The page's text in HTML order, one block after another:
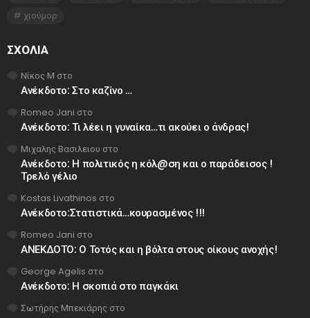
χιούμορ
ΣΧΌΛΙΑ
Νίκος Μ στο
Ανέκδοτο: Στο καζίνο …
Romeo Jani στο
Ανέκδοτο: Τι λέει η γυναίκα…τι ακούει ο άνδρας!
Μιχαλης Βασιλειου στο
Ανέκδοτο: Η πολιτικός η κόλ@ση και ο παράδεισος !
Τρελό γέλιο
Kostas Livathinos στο
Ανέκδοτο:Στατιστικά…κουρασμένος !!!
Romeo Jani στο
ΑΝΕΚΔΟΤΟ: Ο Τοτός και η βόλτα στους οίκους ανοχής!
George Agelis στο
Ανέκδοτο: Η σκοπιά στο παγκάκι
Σωτήρης Μπεκιάρης στο